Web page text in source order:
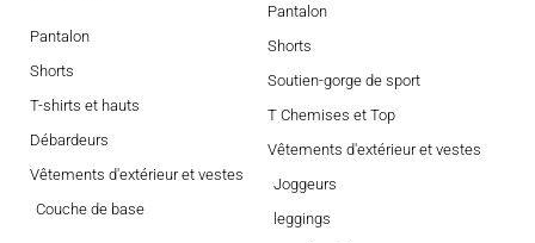
Pantalon
Shorts
T-shirts et hauts
Débardeurs
Vêtements d'extérieur et vestes
Couche de base
Pantalon
Shorts
Soutien-gorge de sport
T Chemises et Top
Vêtements d'extérieur et vestes
Joggeurs
leggings